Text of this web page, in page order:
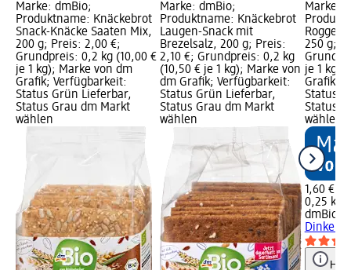
Marke: dmBio;
Produktname: Knäckebrot
Snack-Knäcke Saaten Mix,
200 g; Preis: 2,00 €;
Grundpreis: 0,2 kg (10,00 €
je 1 kg); Marke von dm
Grafik; Verfügbarkeit:
Status Grün Lieferbar,
Status Grau dm Markt
wählen
Marke: dmBio;
Produktname: Knäckebrot
Laugen-Snack mit
Brezelsalz, 200 g; Preis:
2,10 €; Grundpreis: 0,2 kg
(10,50 € je 1 kg); Marke von
dm Grafik; Verfügbarkeit:
Status Grün Lieferbar,
Status Grau dm Markt
wählen
Marke:
Roggen
250 g;
je 1 kg);
Grafik;
Status
Status
wählen
1,60 €
0,25 kg
dmBio
Dinkel